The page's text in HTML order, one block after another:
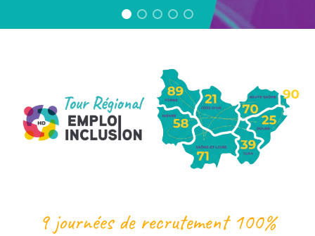
9 journées de recrutement 100%